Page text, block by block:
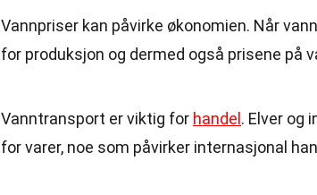
Vannpriser kan påvirke økonomien. Når
for produksjon og dermed også prisene på
Vanntransport er viktig for handel . Elver og
for varer, noe som påvirker internasjonal